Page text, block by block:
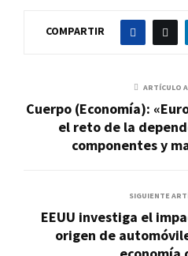
COMPARTIR
ARTÍCULO
Cuerpo (Economía):
el reto de la
componentes y
SIGUIENTE
EEUU investiga el
origen de